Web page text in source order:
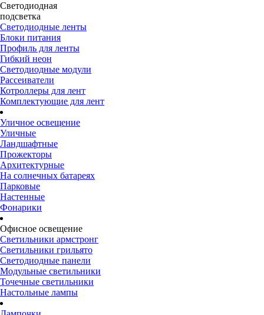
Светодиодная
подсветка
Светодиодные ленты
Блоки питания
Профиль для ленты
Гибкий неон
Светодиодные модули
Рассеиватели
Котроллеры для лент
Комплектующие для лент
Уличное освещение
Уличные
Ландшафтные
Прожекторы
Архитектурные
На солнечных батареях
Парковые
Настенные
Фонарики
Офисное освещение
Светильники армстронг
Светильники грильято
Светодиодные панели
Модульные светильники
Точечные светильники
Настольные лампы